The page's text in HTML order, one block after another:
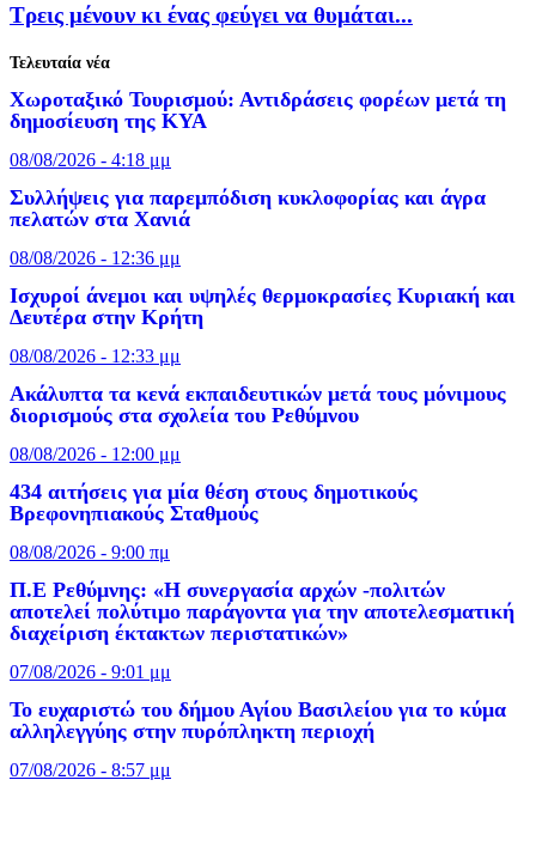
Τρεις μένουν κι ένας φεύγει να θυμάται...
Τελευταία νέα
Χωροταξικό Τουρισμού: Αντιδράσεις φορέων μετά τη
δημοσίευση της ΚΥΑ
08/08/2026 - 4:18 μμ
Συλλήψεις για παρεμπόδιση κυκλοφορίας και άγρα
πελατών στα Χανιά
08/08/2026 - 12:36 μμ
Ισχυροί άνεμοι και υψηλές θερμοκρασίες Κυριακή και
Δευτέρα στην Κρήτη
08/08/2026 - 12:33 μμ
Ακάλυπτα τα κενά εκπαιδευτικών μετά τους μόνιμους
διορισμούς στα σχολεία του Ρεθύμνου
08/08/2026 - 12:00 μμ
434 αιτήσεις για μία θέση στους δημοτικούς
Βρεφονηπιακούς Σταθμούς
08/08/2026 - 9:00 πμ
Π.Ε Ρεθύμνης: «Η συνεργασία αρχών -πολιτών
αποτελεί πολύτιμο παράγοντα για την αποτελεσματική
διαχείριση έκτακτων περιστατικών»
07/08/2026 - 9:01 μμ
Το ευχαριστώ του δήμου Αγίου Βασιλείου για το κύμα
αλληλεγγύης στην πυρόπληκτη περιοχή
07/08/2026 - 8:57 μμ